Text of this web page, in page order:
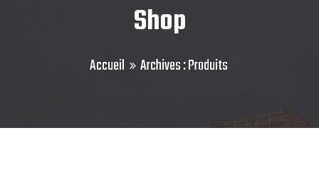
Shop
Accueil Archives :Produits